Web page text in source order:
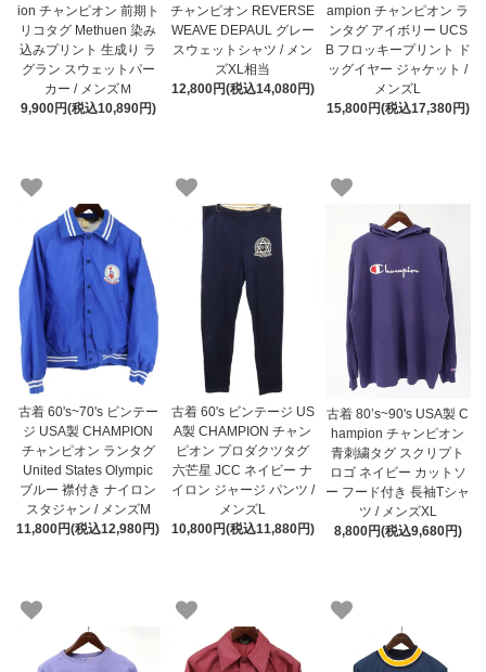
ion チャンピオン 前期ト
リコタグ Methuen 染み
込みプリント 生成り ラ
グラン スウェットパー
カー / メンズＭ
9,900円(税込10,890円)
チャンピオン REVERSE
WEAVE DEPAUL グレー
スウェットシャツ / メン
ズXL相当
12,800円(税込14,080円)
ampion チャンピオン ラ
ンタグ アイボリー UCS
B フロッキープリント ド
ッグイヤー ジャケット /
メンズL
15,800円(税込17,380円)
古着 60's~70's ビンテー
ジ USA製 CHAMPION
チャンピオン ランタグ
United States Olympic
ブルー 襟付き ナイロン
スタジャン / メンズM
11,800円(税込12,980円)
古着 60's ビンテージ US
A製 CHAMPION チャン
ピオン プロダクツタグ
六芒星 JCC ネイビー ナ
イロン ジャージ パンツ /
メンズL
10,800円(税込11,880円)
古着 80’s~90's USA製 C
hampion チャンピオン
青刺繍タグ スクリプト
ロゴ ネイビー カットソ
ー フード付き 長袖Tシャ
ツ / メンズXL
8,800円(税込9,680円)